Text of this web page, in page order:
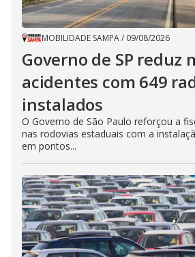
MOBILIDADE SAMPA/ 09/08/2026
Governo de SP reduz
acidentes com 649
instalados
O Governo de São Paulo reforçou a
nas rodovias estaduais com a
em pontos...